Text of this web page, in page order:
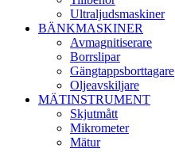
Ultraljudsmaskiner
BÄNKMASKINER
Avmagnitiserare
Borrslipar
Gängtappsborttagare
Oljeavskiljare
MÄTINSTRUMENT
Skjutmått
Mikrometer
Mätur